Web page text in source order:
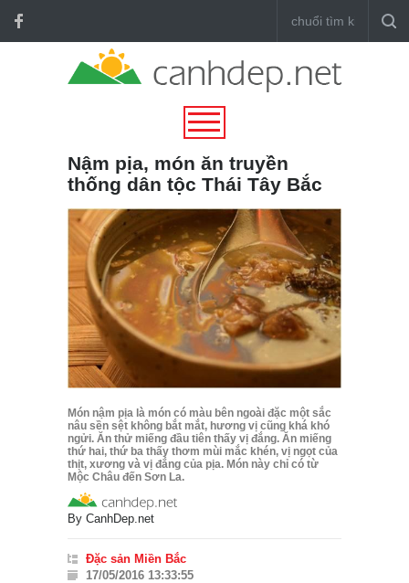
Nậm pịa, món ăn truyền
thống dân tộc Thái Tây Bắc
Món nậm pịa là món có màu bên ngoài đặc một sắc
nâu sền sệt không bắt mắt, hương vị cũng khá khó
ngửi. Ăn thử miếng đầu tiên thấy vị đắng. Ăn miếng
thứ hai, thứ ba thấy thơm mùi mắc khén, vị ngọt của
thịt, xương và vị đắng của pịa. Món này chỉ có từ
Mộc Châu đến Sơn La.
By CanhDep.net
Đặc sản Miền Bắc
17/05/2016 13:33:55